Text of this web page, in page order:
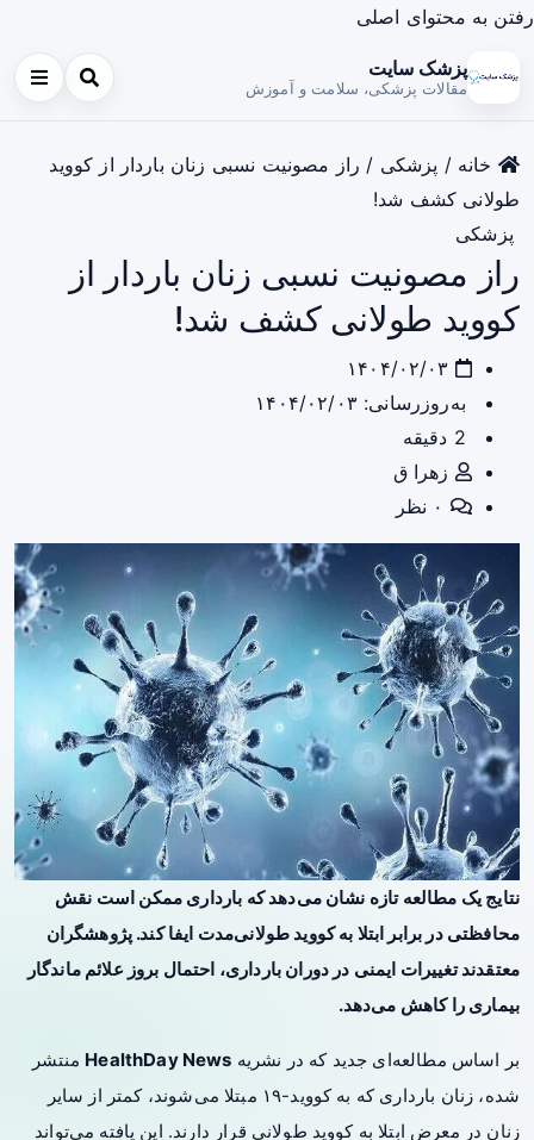
رفتن به محتوای اصلی
پزشک سایت
مقالات پزشکی، سلامت و آموزش
خانه / پزشکی / راز مصونیت نسبی زنان باردار از کووید
طولانی کشف شد!
پزشکی
راز مصونیت نسبی زنان باردار از
کووید طولانی کشف شد!
به‌روزرسانی: ۱۴۰۴/۰۲/۰۳
زهرا ق
نتایج یک مطالعه تازه نشان می‌دهد که بارداری ممکن است نقش
محافظتی در برابر ابتلا به کووید طولانی‌مدت ایفا کند. پژوهشگران
معتقدند تغییرات ایمنی در دوران بارداری، احتمال بروز علائم ماندگار
بیماری را کاهش می‌دهد.
بر اساس مطالعه‌ای جدید که در نشریه HealthDay News منتشر
شده، زنان بارداری که به کووید-۱۹ مبتلا می‌شوند، کمتر از سایر
زنان در معرض ابتلا به کووید طولانی قرار دارند. این یافته می‌تواند